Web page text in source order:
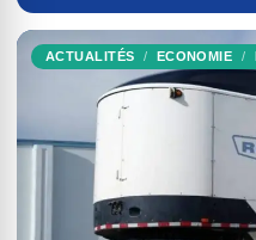
ACTUALITÉS ECONOMIE